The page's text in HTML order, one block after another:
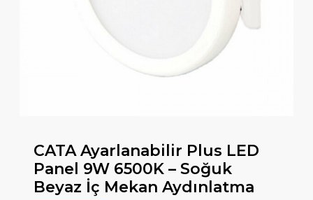
CATA Ayarlanabilir Plus LED
Panel 9W 6500K – Soğuk
Beyaz İç Mekan Aydınlatma